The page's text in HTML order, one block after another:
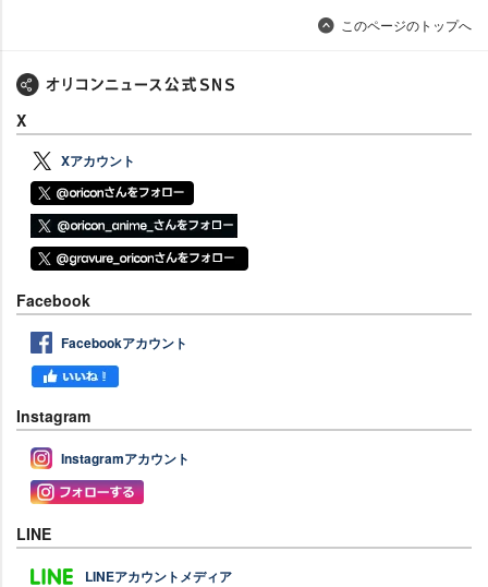
このページのトップへ
X
Xアカウント
Facebook
Facebookアカウント
Instagram
Instagramアカウント
LINE
LINEアカウントメディア